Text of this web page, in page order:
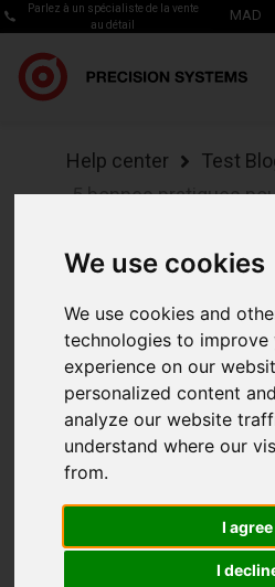
We use cookies
We use cookies and
technologies to improve
experience on our
personalized content
analyze our website
understand where our
from.
I agree
I
Parlez à un spécialiste de la vente
au détail
MAD
Help center
Test
5 bonnes pratiques
5 bonnes
pratiques
pour être
le meilleur
dans
l'esprit de